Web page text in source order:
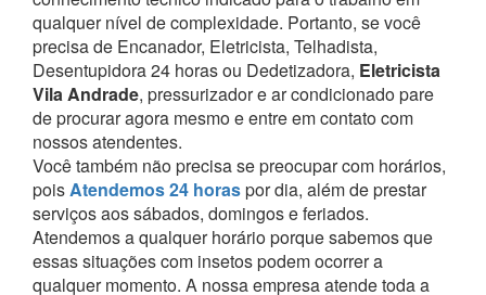
qualquer nível de complexidade. Portanto, se você
precisa de Encanador, Eletricista, Telhadista,
Desentupidora 24 horas ou Dedetizadora, Eletricista
Vila Andrade, pressurizador e ar condicionado pare
de procurar agora mesmo e entre em contato com
nossos atendentes.
Você também não precisa se preocupar com horários,
poisAtendemos 24 horaspor dia, além de prestar
serviços aos sábados, domingos e feriados.
Atendemos a qualquer horário porque sabemos que
essas situações com insetos podem ocorrer a
qualquer momento. A nossa empresa atende toda a